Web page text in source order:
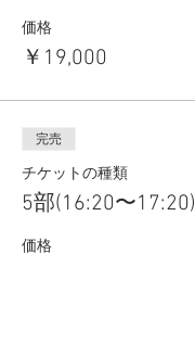
価格
￥19,000
完売
チケットの種類
5部(16:20〜17:20)
価格